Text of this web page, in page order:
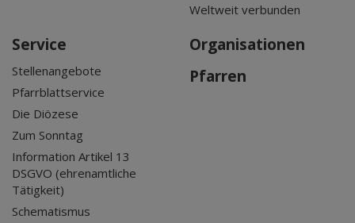
Weltweit verbunden
Service
Stellenangebote
Pfarrblattservice
Die Diözese
Zum Sonntag
Information Artikel 13
DSGVO (ehrenamtliche
Tätigkeit)
Schematismus
Organisationen
Pfarren